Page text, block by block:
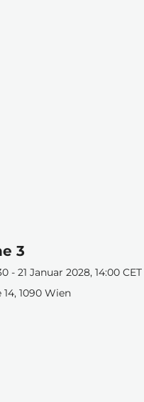
3
- 21 Januar 2028, 14:00 CET
1090 Wien